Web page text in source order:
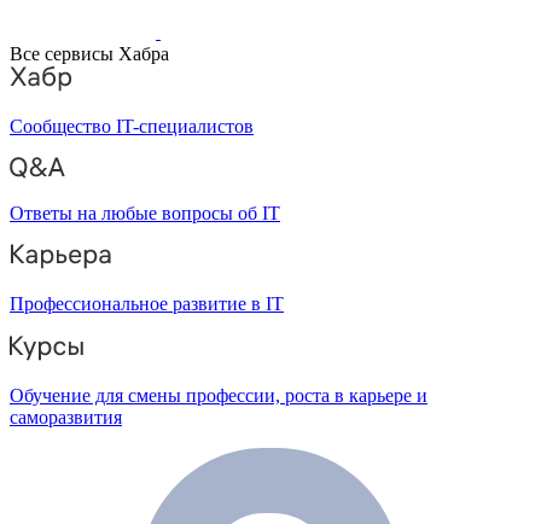
Все сервисы Хабра
Сообщество IT-специалистов
Ответы на любые вопросы об IT
Профессиональное развитие в IT
Обучение для смены профессии, роста в карьере и
саморазвития